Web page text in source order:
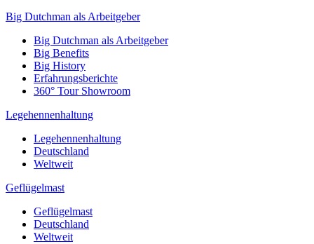
Big Dutchman als Arbeitgeber
Big Dutchman als Arbeitgeber
Big Benefits
Big History
Erfahrungsberichte
360° Tour Showroom
Legehennenhaltung
Legehennenhaltung
Deutschland
Weltweit
Geflügelmast
Geflügelmast
Deutschland
Weltweit